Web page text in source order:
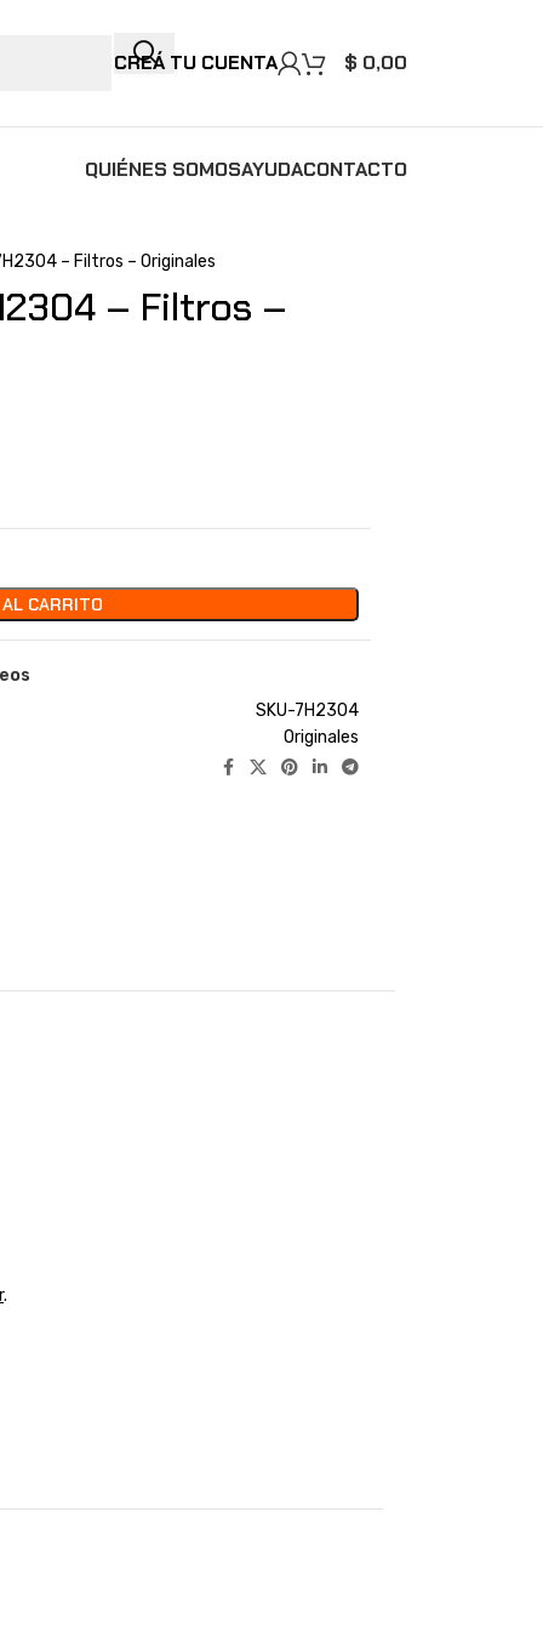
CREÁ TU CUENTA $ 0,00
QUIÉNES SOMOSAYUDACONTACTO
– Filtros – Originales
– Filtros –
CARRITO
SKU-7H2304
Originales
.